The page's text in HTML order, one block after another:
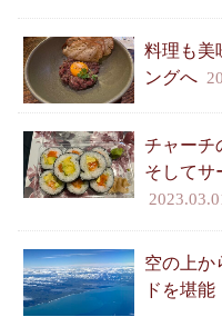
料理も美
ングへ
チャーチ
そしてサ
空の上か
ドを堪能